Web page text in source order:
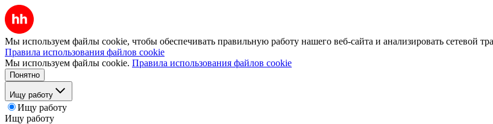
Мы используем файлы cookie, чтобы обеспечивать правильную работу нашего веб-сайта и анализировать сетевой
Правила использования файлов cookie
Мы используем файлы cookie. Правила использования файлов cookie
Понятно
Ищу работу
Ищу работу
Ищу работу